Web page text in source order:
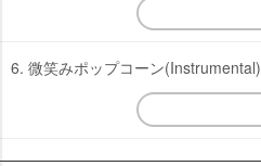
6. 微笑みポップコーン(Instrumental)